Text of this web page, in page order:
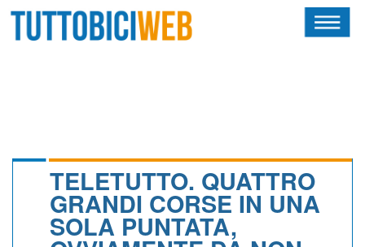
CALENDARIO
TELETUTTO. QUATTRO
GRANDI CORSE IN UNA
SOLA PUNTATA,